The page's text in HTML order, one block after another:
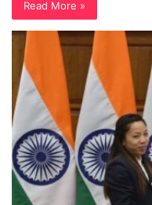
Read More »